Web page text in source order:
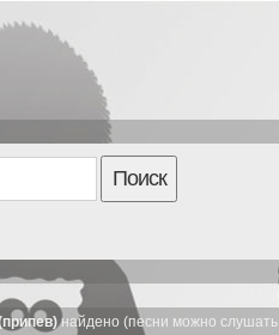
Поиск
найдено (песни можно слушать